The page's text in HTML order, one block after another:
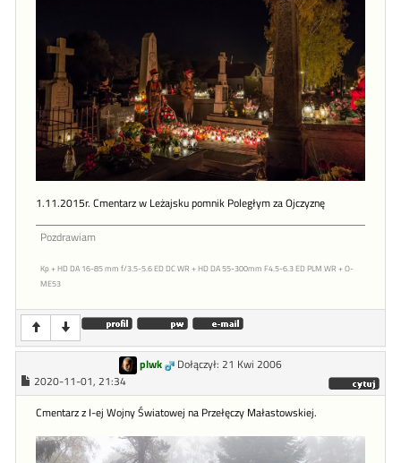
1.11.2015r. Cmentarz w Leżajsku pomnik Poległym za Ojczyznę
Pozdrawiam
Kp + HD DA 16-85 mm f/3.5-5.6 ED DC WR + HD DA 55-300mm F4.5-6.3 ED PLM WR + O-
ME53
plwk
Dołączył: 21 Kwi 2006
2020-11-01, 21:34
Cmentarz z I-ej Wojny Światowej na Przełęczy Małastowskiej.